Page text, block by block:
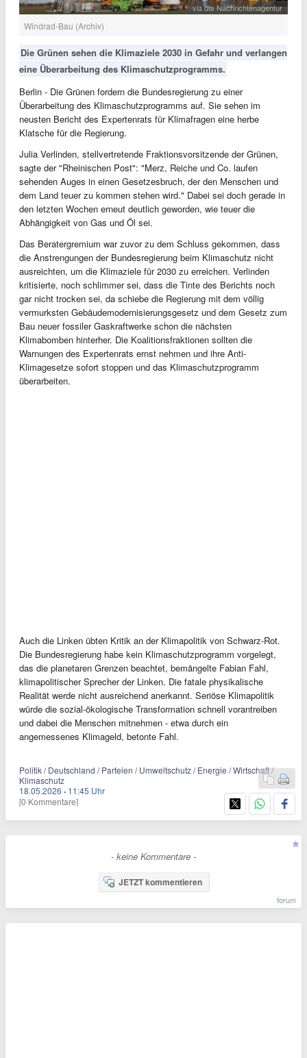
via dts Nachrichtenagentur
Windrad-Bau (Archiv)
Die Grünen sehen die Klimaziele 2030 in Gefahr und verlangen
eine Überarbeitung des Klimaschutzprogramms.
Berlin - Die Grünen fordern die Bundesregierung zu einer
Überarbeitung des Klimaschutzprogramms auf. Sie sehen im
neusten Bericht des Expertenrats für Klimafragen eine herbe
Klatsche für die Regierung.
Julia Verlinden, stellvertretende Fraktionsvorsitzende der Grünen,
sagte der "Rheinischen Post": "Merz, Reiche und Co. laufen
sehenden Auges in einen Gesetzesbruch, der den Menschen und
dem Land teuer zu kommen stehen wird." Dabei sei doch gerade in
den letzten Wochen erneut deutlich geworden, wie teuer die
Abhängigkeit von Gas und Öl sei.
Das Beratergremium war zuvor zu dem Schluss gekommen, dass
die Anstrengungen der Bundesregierung beim Klimaschutz nicht
ausreichten, um die Klimaziele für 2030 zu erreichen. Verlinden
kritisierte, noch schlimmer sei, dass die Tinte des Berichts noch
gar nicht trocken sei, da schiebe die Regierung mit dem völlig
vermurksten Gebäudemodernisierungsgesetz und dem Gesetz zum
Bau neuer fossiler Gaskraftwerke schon die nächsten
Klimabomben hinterher. Die Koalitionsfraktionen sollten die
Warnungen des Expertenrats ernst nehmen und ihre Anti-
Klimagesetze sofort stoppen und das Klimaschutzprogramm
überarbeiten.
Auch die Linken übten Kritik an der Klimapolitik von Schwarz-Rot.
Die Bundesregierung habe kein Klimaschutzprogramm vorgelegt,
das die planetaren Grenzen beachtet, bemängelte Fabian Fahl,
klimapolitischer Sprecher der Linken. Die fatale physikalische
Realität werde nicht ausreichend anerkannt. Seriöse Klimapolitik
würde die sozial-ökologische Transformation schnell vorantreiben
und dabei die Menschen mitnehmen - etwa durch ein
angemessenes Klimageld, betonte Fahl.
Politik / Deutschland / Parteien / Umweltschutz / Energie / Wirtschaft /
Klimaschutz
18.05.2026 · 11:45 Uhr
[0 Kommentare]
- keine Kommentare -
JETZT kommentieren
forum